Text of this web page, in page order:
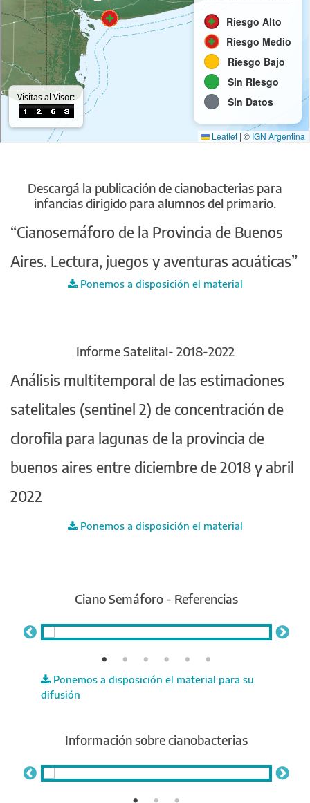
Descargá la publicación de cianobacterias para
infancias dirigido para alumnos del primario.
“Cianosemáforo de la Provincia de Buenos
Aires. Lectura, juegos y aventuras acuáticas”
Ponemos a disposición el material
Informe Satelital- 2018-2022
Análisis multitemporal de las estimaciones
satelitales (sentinel 2) de concentración de
clorofila para lagunas de la provincia de
buenos aires entre diciembre de 2018 y abril
2022
Ponemos a disposición el material
Ciano Semáforo - Referencias
Ponemos a disposición el material para su
difusión
Información sobre cianobacterias